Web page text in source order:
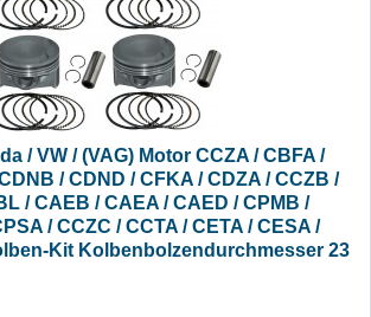
/ VW / (VAG) Motor CCZA / CBFA /
/ CDND / CFKA / CDZA / CCZB /
/ CAEB / CAEA / CAED / CPMB /
/ CCZC / CCTA / CETA / CESA /
Kit Kolbenbolzendurchmesser 23